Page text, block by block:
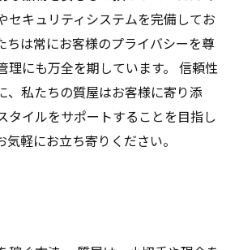
セキュリティシステムを完備してお
ちは常にお客様のプライバシーを尊
理にも万全を期しています。 信頼性
、私たちの質屋はお客様に寄り添
タイルをサポートすることを目指し
軽にお立ち寄りください。